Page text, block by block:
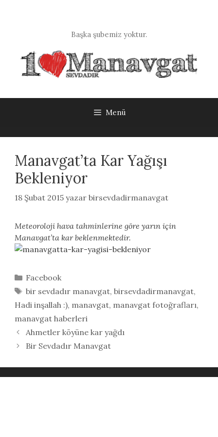
Başka şubemiz yoktur.
Menü
Manavgat’ta Kar Yağışı
Bekleniyor
18 Şubat 2015 yazar birsevdadirmanavgat
Meteoroloji hava tahminlerine göre yarın için
Manavgat’ta kar beklenmektedir.
Kategoriler
Facebook
Etiketler
bir sevdadır manavgat, birsevdadirmanavgat,
Hadi inşallah :), manavgat, manavgat fotoğrafları,
manavgat haberleri
Ahmetler köyüne kar yağdı
Bir Sevdadır Manavgat